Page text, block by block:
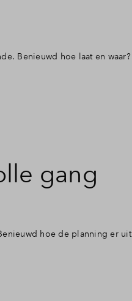
Benieuwd hoe laat en waar?
gang
hoe de planning er uit